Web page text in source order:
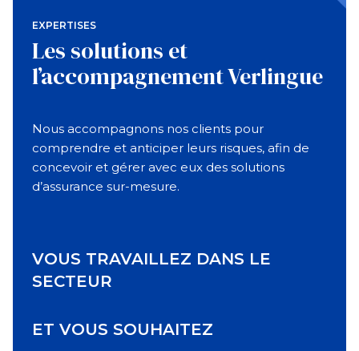
EXPERTISES
Les solutions et
l’accompagnement Verlingue
Nous accompagnons nos clients pour
comprendre et anticiper leurs risques, afin de
concevoir et gérer avec eux des solutions
d’assurance sur-mesure.
VOUS TRAVAILLEZ DANS LE
SECTEUR
ET VOUS SOUHAITEZ